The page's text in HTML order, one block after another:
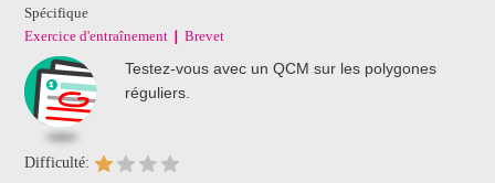
Spécifique
Exercice d'entraînement
Brevet
Testez-vous avec un QCM sur les polygones
réguliers.
Difficulté: